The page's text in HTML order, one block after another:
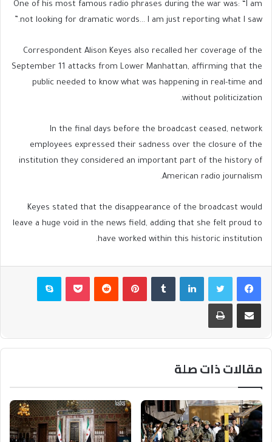
One of his most famous radio phrases during the war was: “I am
not looking for dramatic words… I am just reporting what I saw.”
Correspondent Alison Keyes also recalled her coverage of the
September 11 attacks from Lower Manhattan, affirming that the
public needed to know what was happening in real-time and
without politicization.
In the final days before the broadcast ceased, network
employees expressed their sadness over the closure of the
institution they considered an important part of the history of
American radio journalism.
Keyes stated that the disappearance of the broadcast would
leave a huge void in the news field, adding that she felt proud to
have worked within this historic institution.
فيسبوكتويتر لينكدإن بينتيريست بوكيت سكايب
مشاركة عبر البريد طباعة
مقالات ذات صلة